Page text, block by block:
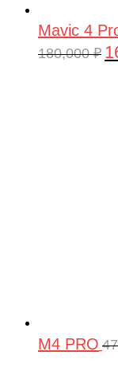
Mavic 4
180,000₽
M4 PRO